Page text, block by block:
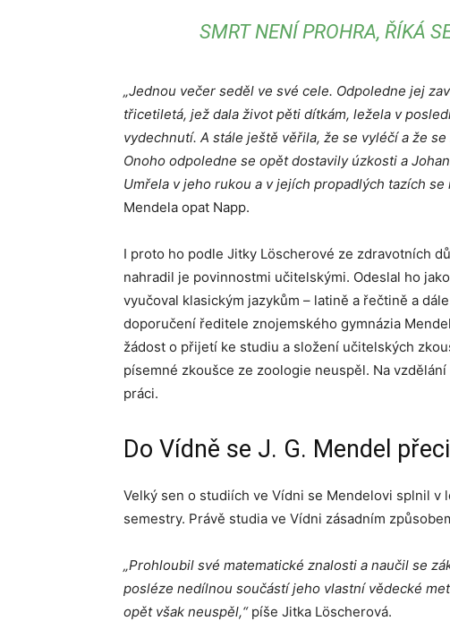
SMRT NENÍ PROHRA, ŘÍKÁ
„Jednou večer seděl ve své cele. Odpoledne jej
třicetiletá, jež dala život pěti dítkám, ležela v
vydechnutí. A stále ještě věřila, že se vyléčí a že
Onoho odpoledne se opět dostavily úzkosti a
Umřela v jeho rukou a v jejích propadlých tazích
Mendela opat Napp.
I proto ho podle Jitky Löscherové ze zdravotních
nahradil je povinnostmi učitelskými. Odeslal ho
vyučoval klasickým jazykům – latině a řečtině a
doporučení ředitele znojemského gymnázia
žádost o přijetí ke studiu a složení učitelských
písemné zkoušce ze zoologie neuspěl. Na
práci.
Do Vídně se J. G. Mendel
Velký sen o studiích ve Vídni se Mendelovi splnil v
semestry. Právě studia ve Vídni zásadním
„Prohloubil své matematické znalosti a naučil se
posléze nedílnou součástí jeho vlastní vědecké
opět však neuspěl,“ píše Jitka Löscherová.